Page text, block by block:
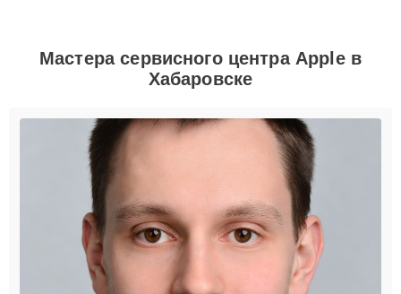
Мастера сервисного центра Apple в
Хабаровске